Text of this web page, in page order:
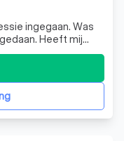
ingegaan. Was
Heeft mij